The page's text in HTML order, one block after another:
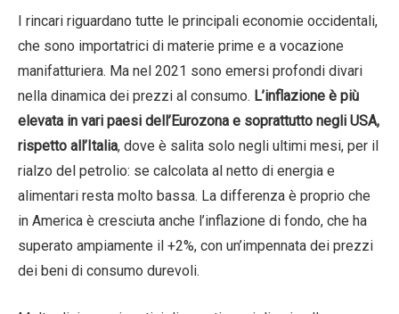
I rincari riguardano tutte le principali economie occidentali,
che sono importatrici di materie prime e a vocazione
manifatturiera. Ma nel 2021 sono emersi profondi divari
nella dinamica dei prezzi al consumo. L’inflazione è più
elevata in vari paesi dell’Eurozona e soprattutto negli USA,
rispetto all’Italia, dove è salita solo negli ultimi mesi, per il
rialzo del petrolio: se calcolata al netto di energia e
alimentari resta molto bassa. La differenza è proprio che
in America è cresciuta anche l’inflazione di fondo, che ha
superato ampiamente il +2%, con un’impennata dei prezzi
dei beni di consumo durevoli.